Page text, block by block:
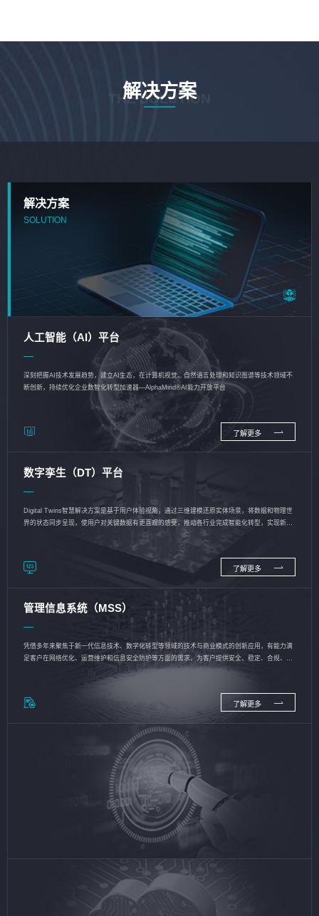
解决方案
THE SOLUTION
解决方案
SOLUTION
人工智能（AI）平台
深刻把握AI技术发展趋势，建立AI生态，在计算机视觉、自然语言处理和知识图谱等技术领域不
断创新，持续优化企业数智化转型加速器—AlphaMind®AI能力开放平台
了解更多
数字孪生（DT）平台
Digital Twins智慧解决方案是基于用户体验视角，通过三维建模还原实体场景，将数据和物理世
界的状态同步呈现，使用户对关键数据有更直观的感受，推动各行业完成智能化转型，实现新旧
了解更多
管理信息系统（MSS）
凭借多年来聚焦于新一代信息技术、数字化转型等领域的技术与商业模式的创新应用，有能力满
足客户在网络优化、运营维护和信息安全防护等方面的需求，为客户提供安全、稳定、合规、持
了解更多